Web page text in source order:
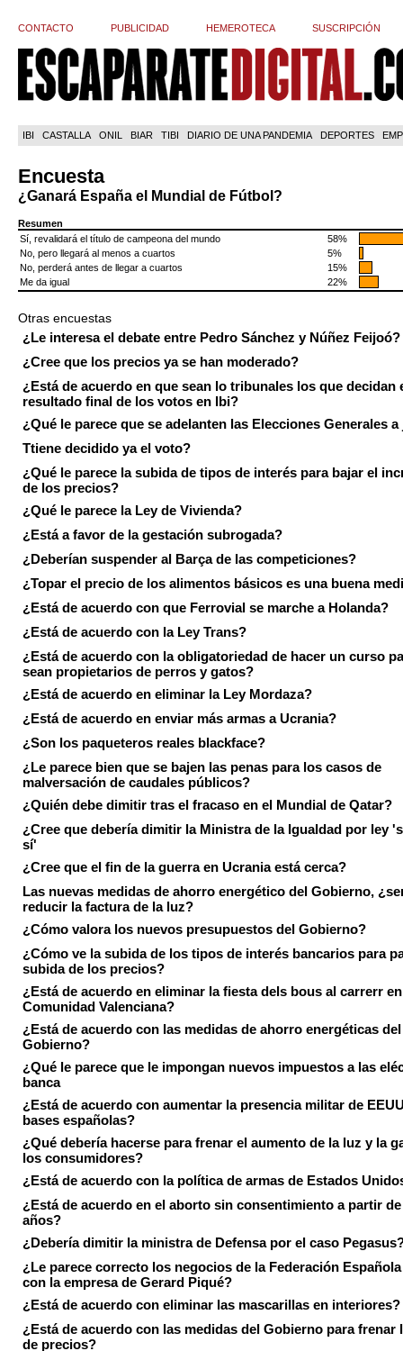
CONTACTO PUBLICIDAD HEMEROTECA SUSCRIPCIÓN
IBI CASTALLA ONIL BIAR TIBI DIARIO DE UNA PANDEMIA DEPORTES
Encuesta
¿Ganará España el Mundial de Fútbol?
Resumen
Sí, revalidará el título de campeona del mundo
58%
No, pero llegará al menos a cuartos
5%
No, perderá antes de llegar a cuartos
15%
Me da igual
22%
Otras encuestas
¿Le interesa el debate entre Pedro Sánchez y Núñez Feijoó?
¿Cree que los precios ya se han moderado?
¿Está de acuerdo en que sean lo tribunales los que decidan
resultado final de los votos en Ibi?
¿Qué le parece que se adelanten las Elecciones Generales
Ttiene decidido ya el voto?
¿Qué le parece la subida de tipos de interés para bajar el
de los precios?
¿Qué le parece la Ley de Vivienda?
¿Está a favor de la gestación subrogada?
¿Deberían suspender al Barça de las competiciones?
¿Topar el precio de los alimentos básicos es una buena
¿Está de acuerdo con que Ferrovial se marche a Holanda?
¿Está de acuerdo con la Ley Trans?
¿Está de acuerdo con la obligatoriedad de hacer un curso
sean propietarios de perros y gatos?
¿Está de acuerdo en eliminar la Ley Mordaza?
¿Está de acuerdo en enviar más armas a Ucrania?
¿Son los paqueteros reales blackface?
¿Le parece bien que se bajen las penas para los casos de
malversación de caudales públicos?
¿Quién debe dimitir tras el fracaso en el Mundial de Qatar?
¿Cree que debería dimitir la Ministra de la Igualdad por ley
sí'
¿Cree que el fin de la guerra en Ucrania está cerca?
Las nuevas medidas de ahorro energético del Gobierno,
reducir la factura de la luz?
¿Cómo valora los nuevos presupuestos del Gobierno?
¿Cómo ve la subida de los tipos de interés bancarios para
subida de los precios?
¿Está de acuerdo en eliminar la fiesta dels bous al carrerr
Comunidad Valenciana?
¿Está de acuerdo con las medidas de ahorro energéticas del
Gobierno?
¿Qué le parece que le impongan nuevos impuestos a las
banca
¿Está de acuerdo con aumentar la presencia militar de
bases españolas?
¿Qué debería hacerse para frenar el aumento de la luz y la
los consumidores?
¿Está de acuerdo con la política de armas de Estados
¿Está de acuerdo en el aborto sin consentimiento a partir
años?
¿Debería dimitir la ministra de Defensa por el caso
¿Le parece correcto los negocios de la Federación
con la empresa de Gerard Piqué?
¿Está de acuerdo con eliminar las mascarillas en interiores?
¿Está de acuerdo con las medidas del Gobierno para frenar
de precios?